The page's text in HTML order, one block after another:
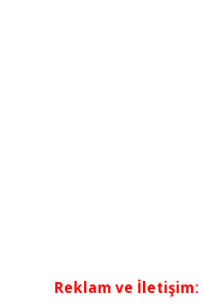
Reklam ve İletişim: